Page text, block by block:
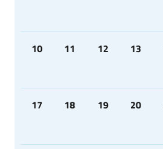
10 11 12 13
17 18 19 20